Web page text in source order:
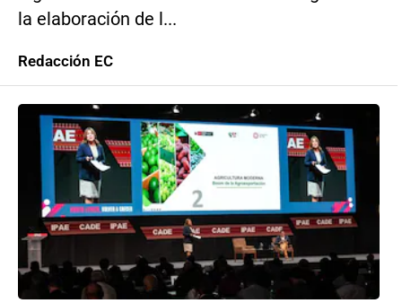
la elaboración de l...
Redacción EC